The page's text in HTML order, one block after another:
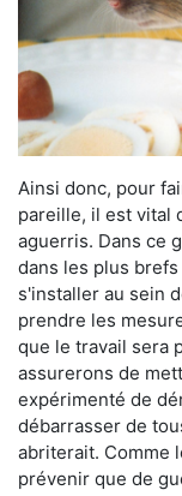
Ainsi donc, pour
pareille, il est vital
aguerris. Dans ce
dans les plus
s'installer au sein
prendre les
que le travail sera
assurerons de
expérimenté de
débarrasser de
abriterait. Comme
prévenir que de